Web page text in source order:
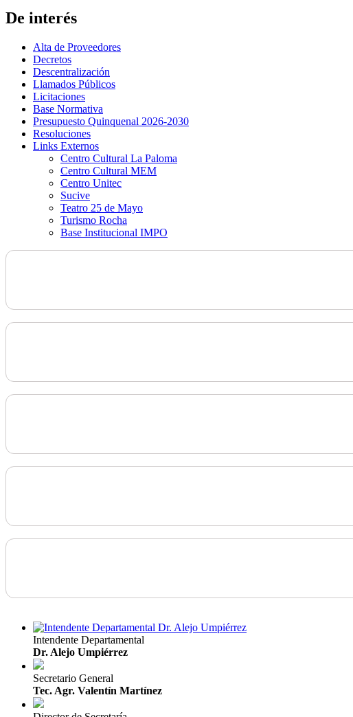
De interés
Alta de Proveedores
Decretos
Descentralización
Llamados Públicos
Licitaciones
Base Normativa
Presupuesto Quinquenal 2026-2030
Resoluciones
Links Externos
Centro Cultural La Paloma
Centro Cultural MEM
Centro Unitec
Sucive
Teatro 25 de Mayo
Turismo Rocha
Base Institucional IMPO
Intendente Departamental
Dr. Alejo Umpiérrez
Secretario General
Tec. Agr. Valentín Martínez